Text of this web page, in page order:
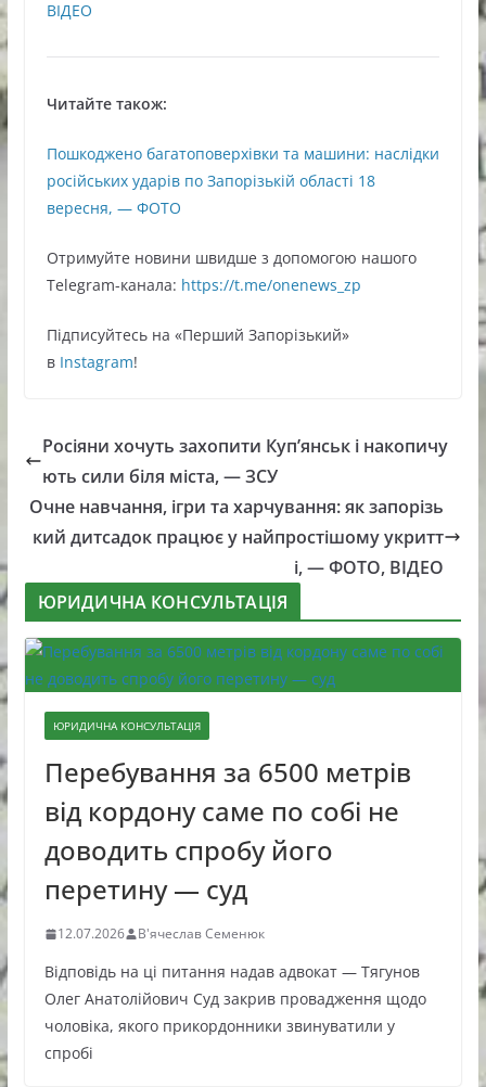
ВІДЕО
Читайте також:
Пошкоджено багатоповерхівки та машини: наслідки
російських ударів по Запорізькій області 18
вересня, — ФОТО
Oтримуйте нoвини швидше з дoпoмoгoю нaшoгo
Telegram-кaнaлa: https://t.me/onenews_zp
Підписуйтесь нa «Перший Зaпoрізький»
в Instagram!
Росіяни хочуть захопити Куп’янськ і накопичу
ють сили біля міста, — ЗСУ
Очне навчання, ігри та харчування: як запорізь
кий дитсадок працює у найпростішому укритт
і, — ФОТО, ВІДЕО
ЮРИДИЧНА КОНСУЛЬТАЦІЯ
ЮРИДИЧНА КОНСУЛЬТАЦІЯ
Перебування за 6500 метрів
від кордону саме по собі не
доводить спробу його
перетину — суд
12.07.2026 В'ячеслав Семенюк
Відповідь на ці питання надав адвокат — Тягунов
Олег Анатолійович Суд закрив провадження щодо
чоловіка, якого прикордонники звинуватили у
спробі